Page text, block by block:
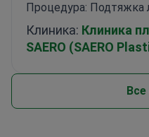
Процедура: Подтяжка
Клиника: Клиника
SAERO (SAERO